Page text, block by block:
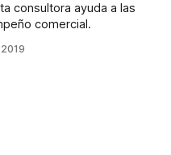
consultora ayuda a las
comercial.